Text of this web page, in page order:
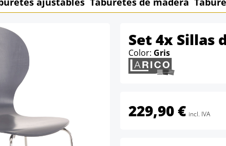
Set 4x Sillas
Color: Gris
229,90 € incl. IVA